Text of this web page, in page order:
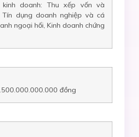
kinh doanh: Thu xếp vốn và
Tín dụng doanh nghiệp và cá
ngoại hối, Kinh doanh chứng
đồng